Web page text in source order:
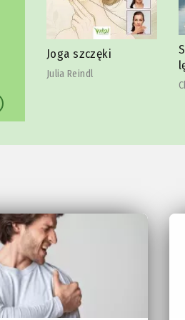
Spokojnie, to tylko
lęk